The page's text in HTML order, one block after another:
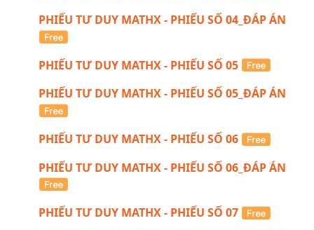
PHIẾU TƯ DUY MATHX - PHIẾU SỐ 04_ĐÁP ÁN
PHIẾU TƯ DUY MATHX - PHIẾU SỐ 05
PHIẾU TƯ DUY MATHX - PHIẾU SỐ 05_ĐÁP ÁN
PHIẾU TƯ DUY MATHX - PHIẾU SỐ 06
PHIẾU TƯ DUY MATHX - PHIẾU SỐ 06_ĐÁP ÁN
PHIẾU TƯ DUY MATHX - PHIẾU SỐ 07